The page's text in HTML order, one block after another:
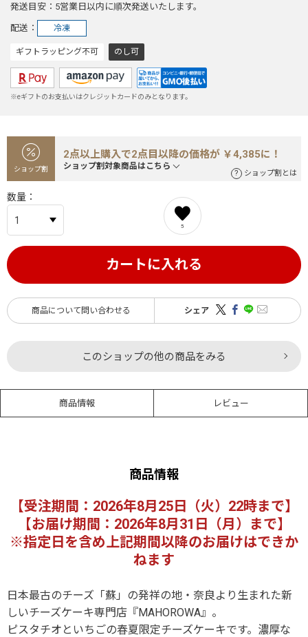
発送目安 5営業日以内に順次発送いたします。
配送 冷凍
ギフトラッピング不可 のし可
※eギフトのお支払いはクレジットカードのみとなります。
ショップ割
2点以上購入で2点目以降の価格が ￥4,385に！
ショップ割対象商品はこちら
ショップ割とは
数量
5
カートに入れる
商品について問い合わせる シェア
このショップの他の商品をみる
商品情報 レビュー
商品情報
【受注期間：2026年8月25日（火）22時まで】
【お届け期間：2026年8月31日（月）まで】
※指定日を含め上記期間以降のお届けはできか
ねます
日本最古のチーズ「蘇」の発祥の地・奈良より生まれた新
しいチーズケーキ専門店『MAHOROWA』。
ピスタチオといちごの春夏限定チーズケーキです。濃厚な